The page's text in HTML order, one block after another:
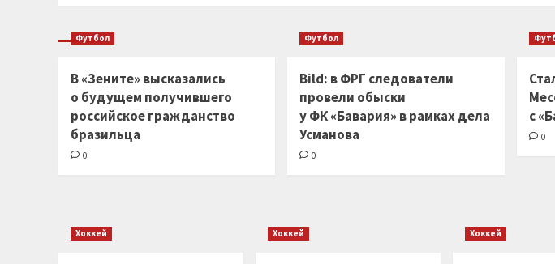
Футбол
В «Зените» высказались
о будущем получившего
российское гражданство
бразильца
0
Футбол
Bild: в ФРГ следователи
провели обыски
у ФК «Бавария» в рамках дела
Усманова
0
с
0
Хоккей Хоккей Хоккей